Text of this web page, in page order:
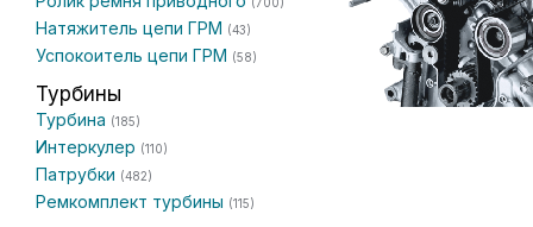
(700)
Натяжитель цепи ГРМ (43)
Успокоитель цепи ГРМ (58)
Турбины
Турбина (185)
Интеркулер (110)
Патрубки (482)
Ремкомплект турбины (115)